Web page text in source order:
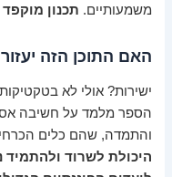
משמעותיים. תכנון
האם התוכן הזה
ישירות? אולי לא
הספר מלמד על חשיבה
והתמדה, שהם כלים
היכולת לשרוד ולהתמיד